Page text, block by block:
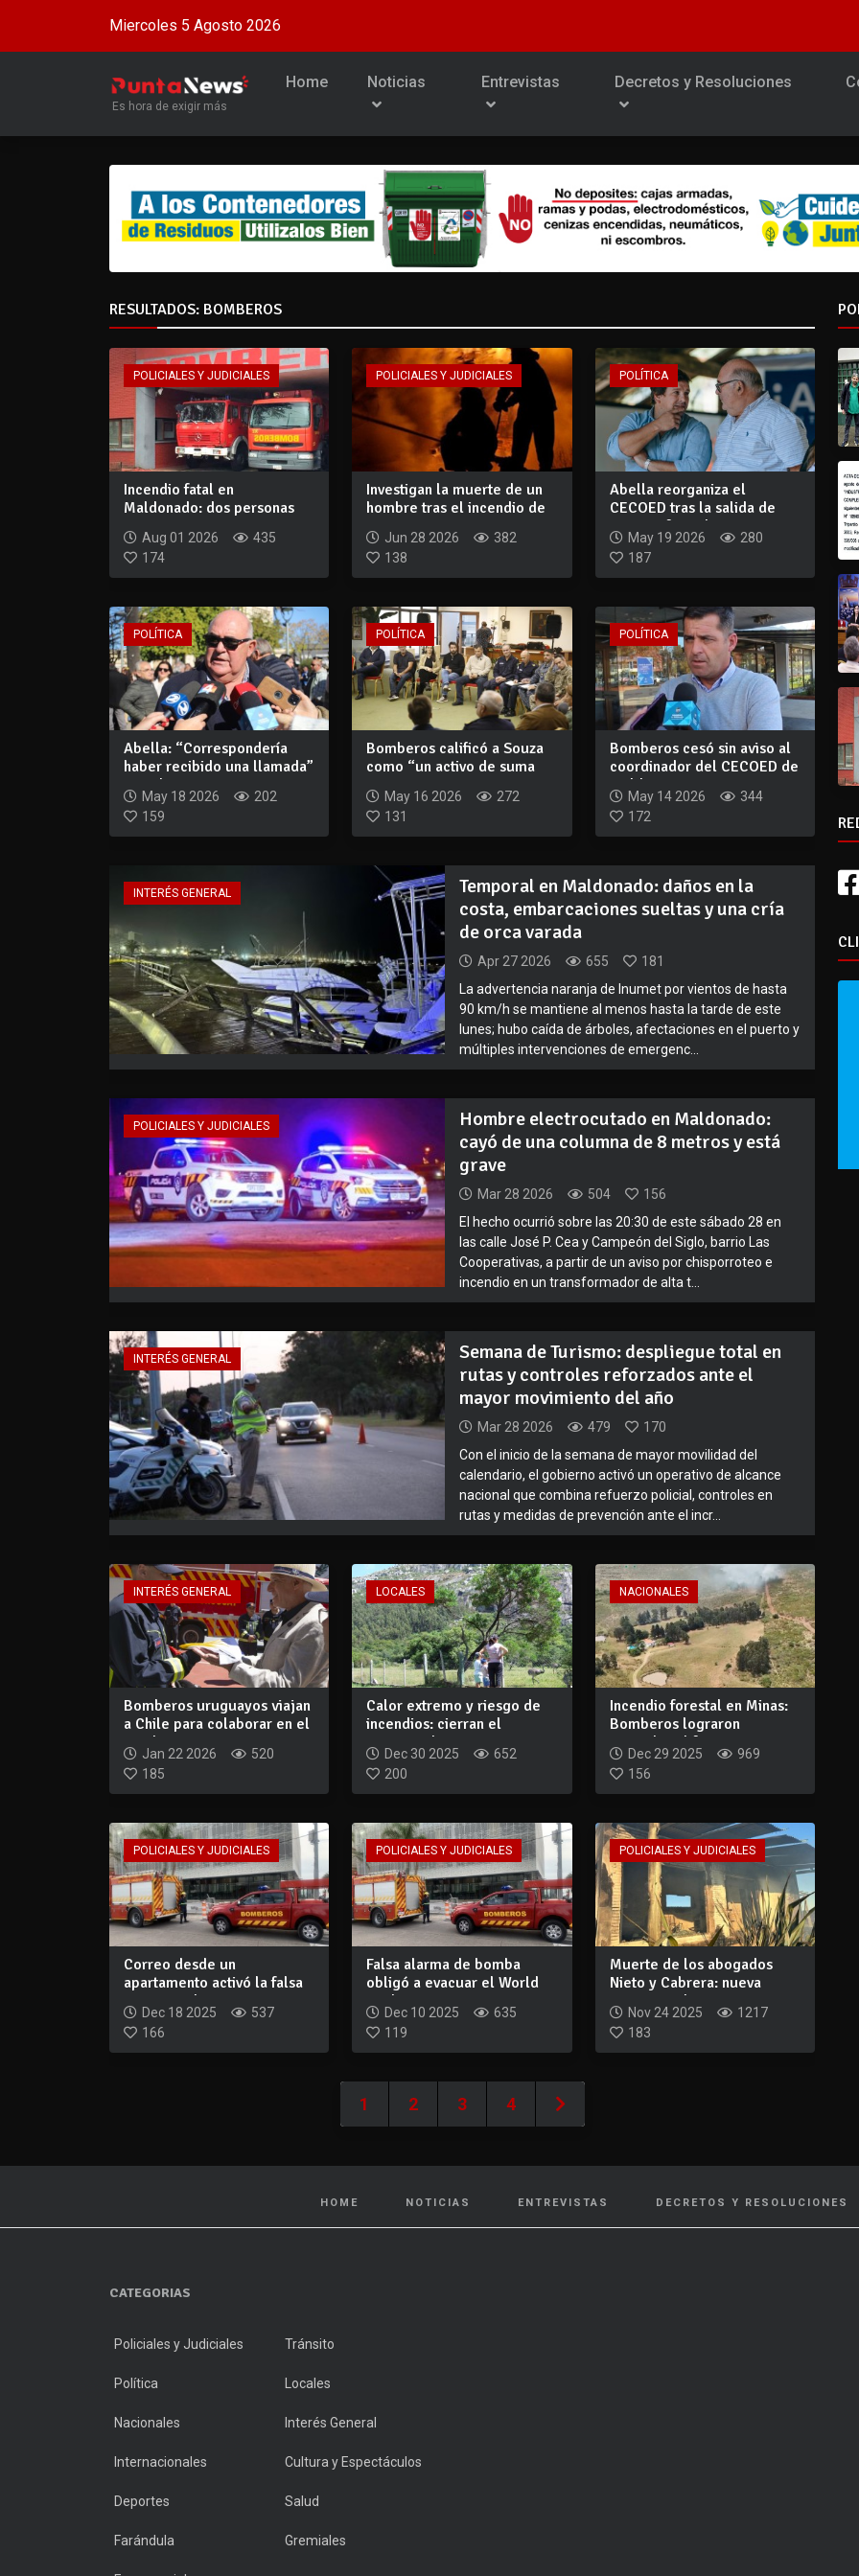
Miercoles 5 Agosto 2026
Es hora de exigir más
Home Noticias Entrevistas Decretos y Resoluciones
RESULTADOS: BOMBEROS
POLICIALES Y JUDICIALES
Incendio fatal en
Maldonado: dos personas
Aug 01 2026
435
174
POLICIALES Y JUDICIALES
Investigan la muerte de un
hombre tras el incendio de
Jun 28 2026
382
138
POLÍTICA
Abella reorganiza el
CECOED tras la salida de
Souza y formal...
May 19 2026
280
187
POLÍTICA
Abella: “Correspondería
haber recibido una llamada”
por el c...
May 18 2026
202
159
POLÍTICA
Bomberos calificó a Souza
como “un activo de suma
May 16 2026
272
131
POLÍTICA
Bomberos cesó sin aviso al
coordinador del CECOED de
Maldona...
May 14 2026
344
172
INTERÉS GENERAL
Temporal en Maldonado: daños en la
costa, embarcaciones sueltas y una cría
de orca varada
Apr 27 2026 655
181
La advertencia naranja de Inumet por vientos de hasta
90 km/h se mantiene al menos hasta la tarde de este
lunes; hubo caída de árboles, afectaciones en el puerto y
múltiples intervenciones de emergenc...
POLICIALES Y JUDICIALES
Hombre electrocutado en Maldonado:
cayó de una columna de 8 metros y está
grave
Mar 28 2026 504
156
El hecho ocurrió sobre las 20:30 de este sábado 28 en
las calle José P. Cea y Campeón del Siglo, barrio Las
Cooperativas, a partir de un aviso por chisporroteo e
incendio en un transformador de alta t...
INTERÉS GENERAL
Semana de Turismo: despliegue total en
rutas y controles reforzados ante el
mayor movimiento del año
Mar 28 2026 479
170
Con el inicio de la semana de mayor movilidad del
calendario, el gobierno activó un operativo de alcance
nacional que combina refuerzo policial, controles en
rutas y medidas de prevención ante el incr...
INTERÉS GENERAL
Bomberos uruguayos viajan
a Chile para colaborar en el
comba...
Jan 22 2026
520
185
LOCALES
Calor extremo y riesgo de
incendios: cierran el
ascenso al C...
Dec 30 2025
652
200
NACIONALES
Incendio forestal en Minas:
Bomberos lograron
controlar el f...
Dec 29 2025
969
156
POLICIALES Y JUDICIALES
Correo desde un
apartamento activó la falsa
amenaza al WTC:...
Dec 18 2025
537
166
POLICIALES Y JUDICIALES
Falsa alarma de bomba
obligó a evacuar el World
Trade Center...
Dec 10 2025
635
119
POLICIALES Y JUDICIALES
Muerte de los abogados
Nieto y Cabrera: nueva
pericia vuelve...
Nov 24 2025
1217
183
1 2 3 4
HOME NOTICIAS ENTREVISTAS DECRETOS Y RESOLUCIONES
CATEGORIAS
Policiales y Judiciales Tránsito
Política Locales
Nacionales Interés General
Internacionales Cultura y Espectáculos
Deportes Salud
Farándula Gremiales